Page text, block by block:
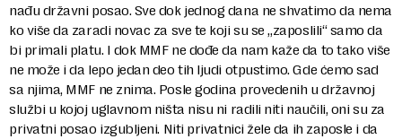
nađu državni posao. Sve dok jednog dana ne shvatimo da nema
ko više da zaradi novac za sve te koji su se „zaposlili“ samo da
bi primali platu. I dok MMF ne dođe da nam kaže da to tako više
ne može i da lepo jedan deo tih ljudi otpustimo. Gde ćemo sad
sa njima, MMF ne znima. Posle godina provedenih u državnoj
službi u kojoj uglavnom ništa nisu ni radili niti naučili, oni su za
privatni posao izgubljeni. Niti privatnici žele da ih zaposle i da